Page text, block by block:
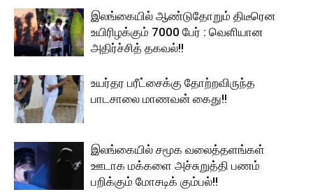
இலங்கையில் ஆண்டுதோறும் திடீரென
உயிரிழக்கும் 7000 பேர் : வெளியான
அதிர்ச்சித் தகவல்!!
உயர்தர பரீட்சைக்கு தோற்றவிருந்த
பாடசாலை மாணவன் கைது!!
இலங்கையில் சமூக வலைத்தளங்கள்
ஊடாக மக்களை அச்சுறுத்தி பணம்
பறிக்கும் மோசடிக் கும்பல்!!